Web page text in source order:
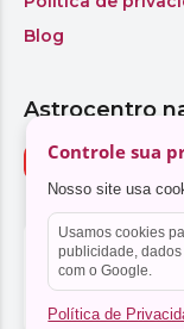
Controle sua
Nosso site usa
Usamos cookies
publicidade,
com o Google.
Política de